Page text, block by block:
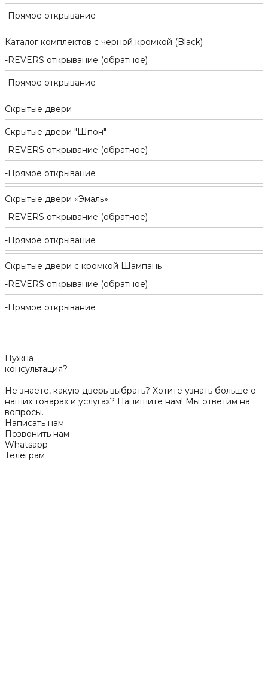
Прямое открывание
Каталог комплектов c черной кромкой (Black)
REVERS открывание (обратное)
Прямое открывание
Скрытые двери
Скрытые двери "Шпон"
REVERS открывание (обратное)
Прямое открывание
Скрытые двери «Эмаль»
REVERS открывание (обратное)
Прямое открывание
Скрытые двери с кромкой Шампань
REVERS открывание (обратное)
Прямое открывание
Нужна
консультация?
Не знаете, какую дверь выбрать? Хотите узнать больше о
наших товарах и услугах? Напишите нам! Мы ответим на
вопросы.
Написать нам
Позвонить нам
Whatsapp
Телеграм